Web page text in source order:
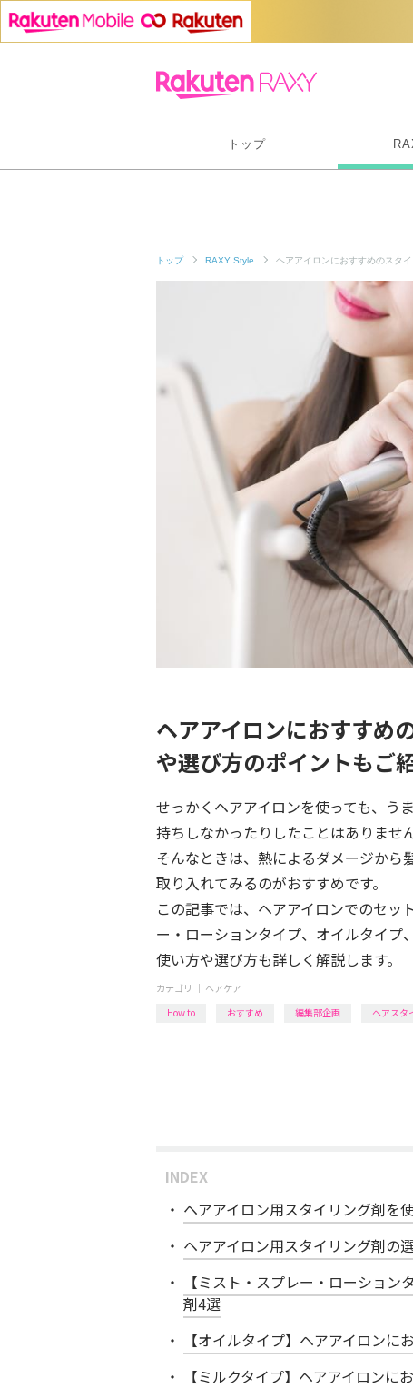
トップ
トップ RAXY Style ヘアアイロンにおすすめのスタ
ヘアアイロンにおすすめ
や選び方のポイントもご
せっかくヘアアイロンを使っても、う
持ちしなかったりしたことはありませ
そんなときは、熱によるダメージから
取り入れてみるのがおすすめです。
この記事では、ヘアアイロンでのセ
ー・ローションタイプ、オイルタイプ
使い方や選び方も詳しく解説します。
カテゴリ ｜ ヘアケア
How to
おすすめ 編集部企画 ヘアスタ
INDEX
ヘアアイロン用スタイリング剤を
ヘアアイロン用スタイリング剤の
【ミスト・スプレー・ローショ
剤4選
【オイルタイプ】ヘアアイロン
【ミルクタイプ】ヘアアイロンに